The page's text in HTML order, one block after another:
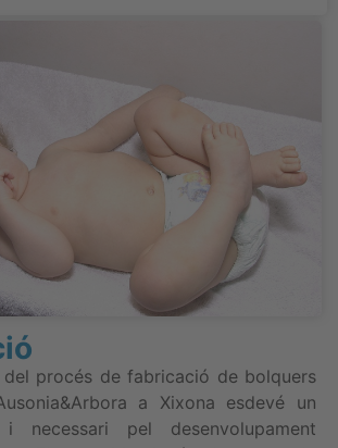
procés de fabricació de bolquers
a Xixona esdevé un
necessari pel desenvolupament